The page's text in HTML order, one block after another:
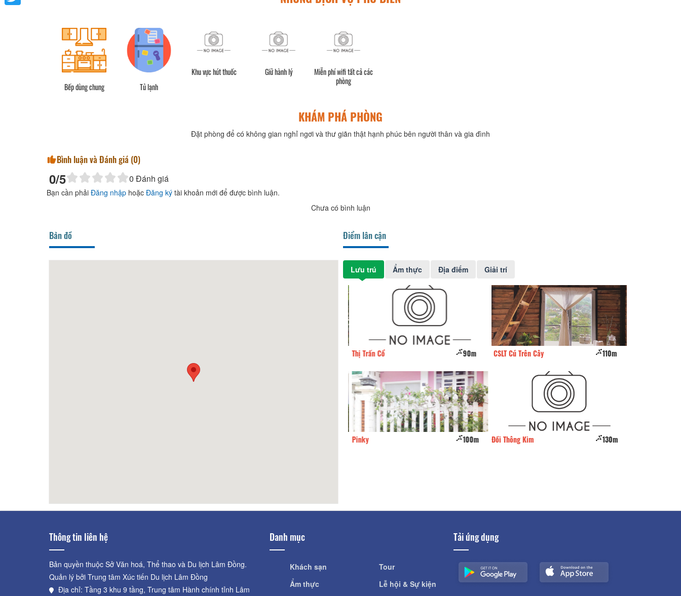
Bếp dùng chung Tủ lạnh
Khu vực hút thuốc Giữ hành lý
Miễn phí wifi tất cả các
phòng
KHÁM PHÁ PHÒNG
Đặt phòng để có không gian nghỉ ngơi và thư giãn thật hạnh phúc bên người thân và gia đình
Bình luận và Đánh giá (0)
0/5 0 Đánh giá
Bạn cần phải Đăng nhập hoặc Đăng ký tài khoản mới để được bình luận.
Chưa có bình luận
Bản đồ Điểm lân cận
Lưu trú Ẩm thực Địa điểm Giải trí
Thị Trấn Cổ 90m
Pinky 100m
CSLT Cú Trên Cây 110m
Đồi Thông Kim 130m
Thông tin liên hệ
Bản quyền thuộc Sở Văn hoá, Thể thao và Du lịch Lâm Đồng.
Quản lý bởi Trung tâm Xúc tiến Du lịch Lâm Đồng
Địa chỉ: Tầng 3 khu 9 tầng, Trung tâm Hành chính tỉnh Lâm
Danh mục
Khách sạn
Ẩm thực
Tour
Lễ hội & Sự kiện
Tải ứng dụng